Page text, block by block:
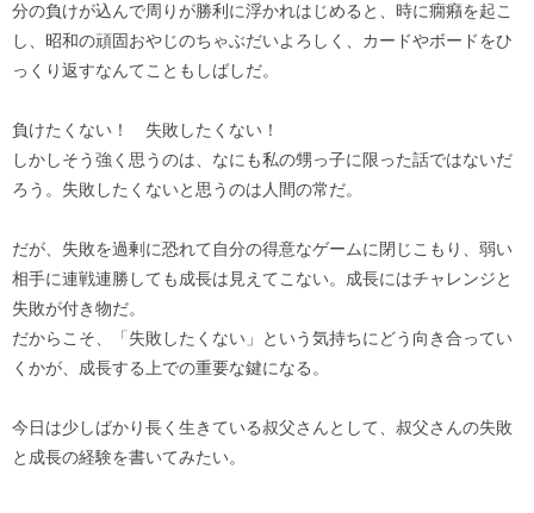
分の負けが込んで周りが勝利に浮かれはじめると、時に癇癪を起こ
し、昭和の頑固おやじのちゃぶだいよろしく、カードやボードをひ
っくり返すなんてこともしばしだ。
負けたくない！ 失敗したくない！
しかしそう強く思うのは、なにも私の甥っ子に限った話ではないだ
ろう。失敗したくないと思うのは人間の常だ。
だが、失敗を過剰に恐れて自分の得意なゲームに閉じこもり、弱い
相手に連戦連勝しても成長は見えてこない。成長にはチャレンジと
失敗が付き物だ。
だからこそ、「失敗したくない」という気持ちにどう向き合ってい
くかが、成長する上での重要な鍵になる。
今日は少しばかり長く生きている叔父さんとして、叔父さんの失敗
と成長の経験を書いてみたい。